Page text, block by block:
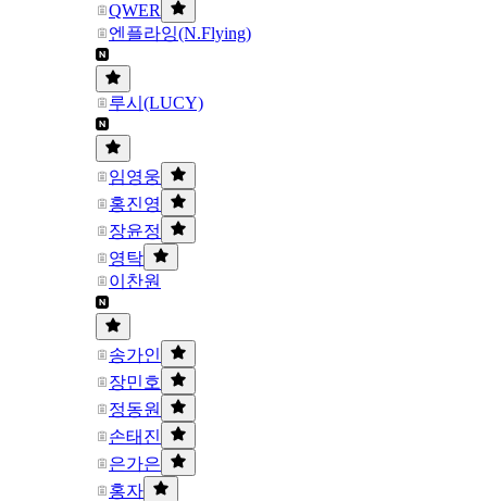
QWER
엔플라잉(N.Flying)
루시(LUCY)
임영웅
홍진영
장윤정
영탁
이찬원
송가인
장민호
정동원
손태진
은가은
홍자